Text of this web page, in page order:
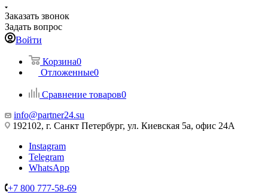
Заказать звонок
Задать вопрос
Войти
Корзина0
Отложенные0
Сравнение товаров0
info@partner24.su
192102, г. Санкт Петербург, ул. Киевская 5а, офис 24А
Instagram
Telegram
WhatsApp
+7 800 777-58-69